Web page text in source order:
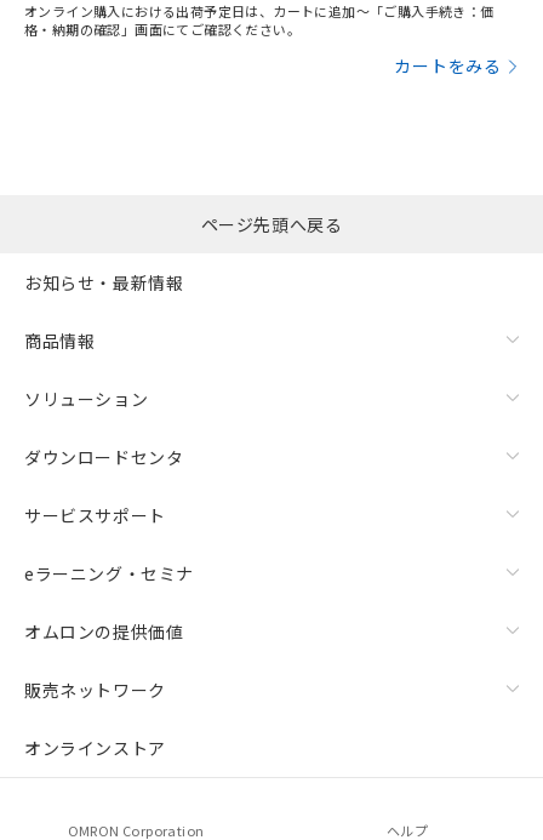
オンライン購入における出荷予定日は、カートに追加～「ご購入手続き：価
格・納期の確認」画面にてご確認ください。
カートをみる
ページ先頭へ戻る
お知らせ・最新情報
商品情報
ソリューション
ダウンロードセンタ
サービスサポート
eラーニング・セミナ
オムロンの提供価値
販売ネットワーク
オンラインストア
OMRON Corporation ヘルプ